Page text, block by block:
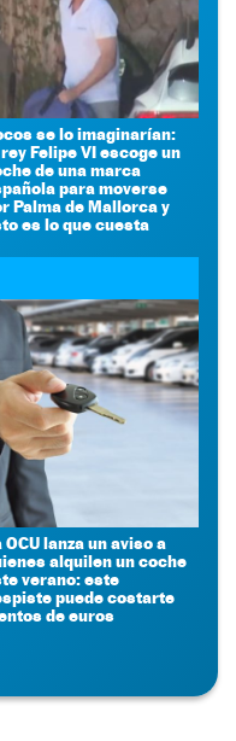
se lo imaginarían:
Felipe VI escoge un
de una marca
para moverse
Palma de Mallorca y
es lo que cuesta
OCU lanza un aviso a
alquilen un coche
verano: este
puede costarte
de euros